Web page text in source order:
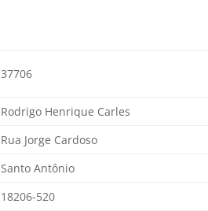
37706
Rodrigo Henrique Carles
Rua Jorge Cardoso
Santo Antônio
18206-520